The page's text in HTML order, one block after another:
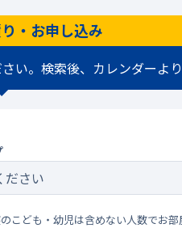
・お申し込み
い。検索後、カレンダーよ
こども・幼児は含めない人数でお部